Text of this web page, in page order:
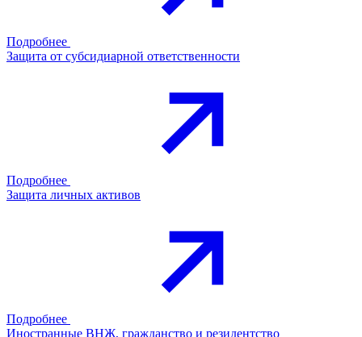
Подробнее
Защита от субсидиарной ответственности
Подробнее
Защита личных активов
Подробнее
Иностранные ВНЖ, гражданство и резидентство